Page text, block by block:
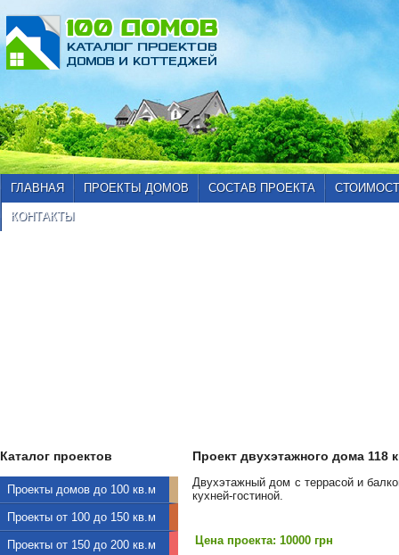
ГЛАВНАЯ ПРОЕКТЫ ДОМОВ СОСТАВ ПРОЕКТА
КОНТАКТЫ
Каталог проектов
Проекты домов до 100 кв.м
Проекты от 100 до 150 кв.м
Проекты от 150 до 200 кв.м
Проект двухэтажного дома 118
Двухэтажный дом с террасой и
кухней-гостиной.
Цена проекта: 10000 грн